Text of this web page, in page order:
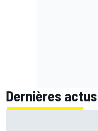
Dernières actus